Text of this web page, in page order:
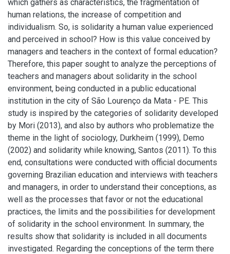
which gathers as characteristics, the fragmentation of
human relations, the increase of competition and
individualism. So, is solidarity a human value experienced
and perceived in school? How is this value conceived by
managers and teachers in the context of formal education?
Therefore, this paper sought to analyze the perceptions of
teachers and managers about solidarity in the school
environment, being conducted in a public educational
institution in the city of São Lourenço da Mata - PE. This
study is inspired by the categories of solidarity developed
by Mori (2013), and also by authors who problematize the
theme in the light of sociology, Durkheim (1999), Demo
(2002) and solidarity while knowing, Santos (2011). To this
end, consultations were conducted with official documents
governing Brazilian education and interviews with teachers
and managers, in order to understand their conceptions, as
well as the processes that favor or not the educational
practices, the limits and the possibilities for development
of solidarity in the school environment. In summary, the
results show that solidarity is included in all documents
investigated. Regarding the conceptions of the term there